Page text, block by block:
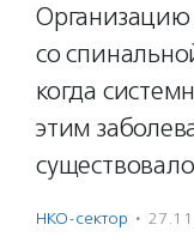
со
когда
этим
НКО-сектор ·